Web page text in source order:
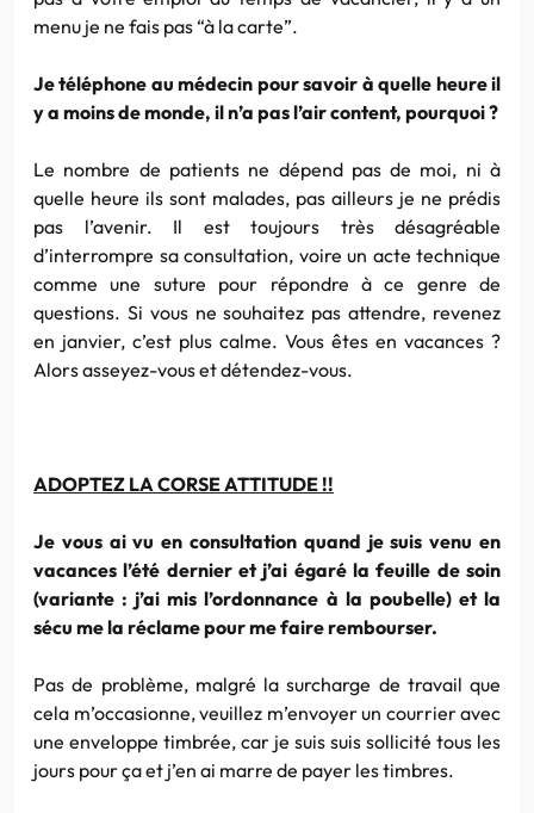
menu je ne fais pas “à la carte”.
Je téléphone au médecin pour savoir à quelle heure il
y a moins de monde, il n’a pas l’air content, pourquoi ?
Le nombre de patients ne dépend pas de moi, ni à
quelle heure ils sont malades, pas ailleurs je ne prédis
pas l’avenir. Il est toujours très désagréable
d’interrompre sa consultation, voire un acte technique
comme une suture pour répondre à ce genre de
questions. Si vous ne souhaitez pas attendre, revenez
en janvier, c’est plus calme. Vous êtes en vacances ?
Alors asseyez-vous et détendez-vous.
ADOPTEZ LA CORSE ATTITUDE !!
Je vous ai vu en consultation quand je suis venu en
vacances l’été dernier et j’ai égaré la feuille de soin
(variante : j’ai mis l’ordonnance à la poubelle) et la
sécu me la réclame pour me faire rembourser.
Pas de problème, malgré la surcharge de travail que
cela m’occasionne, veuillez m’envoyer un courrier avec
une enveloppe timbrée, car je suis suis sollicité tous les
jours pour ça et j’en ai marre de payer les timbres.